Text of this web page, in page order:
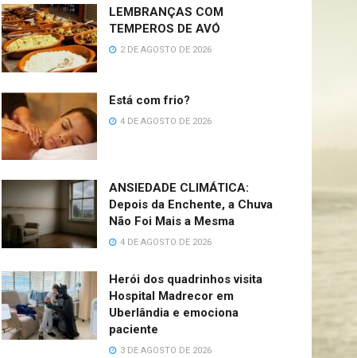
LEMBRANÇAS COM
TEMPEROS DE AVÓ
2 DE AGOSTO DE 2026
Está com frio?
4 DE AGOSTO DE 2026
ANSIEDADE CLIMÁTICA:
Depois da Enchente, a Chuva
Não Foi Mais a Mesma
4 DE AGOSTO DE 2026
Herói dos quadrinhos visita
Hospital Madrecor em
Uberlândia e emociona
paciente
3 DE AGOSTO DE 2026